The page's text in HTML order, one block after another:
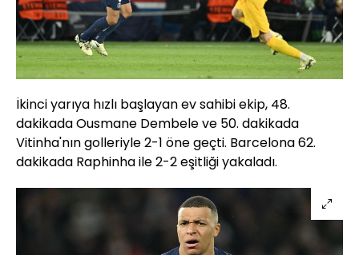
İkinci yarıya hızlı başlayan ev sahibi ekip, 48.
dakikada Ousmane Dembele ve 50. dakikada
Vitinha'nın golleriyle 2-1 öne geçti. Barcelona 62.
dakikada Raphinha ile 2-2 eşitliği yakaladı.